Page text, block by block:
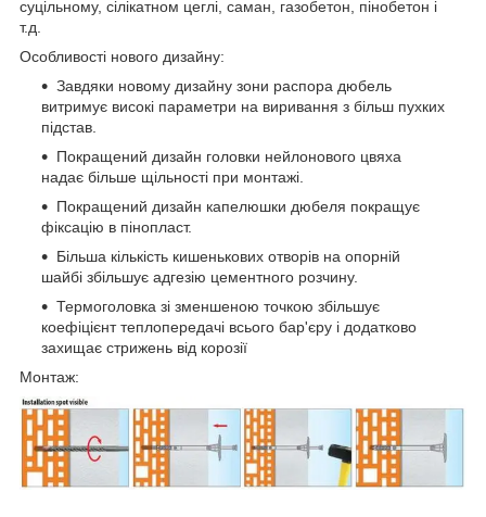
суцільному, cілікатном цеглі, саман, газобетон, пінобетон і
т.д.
Особливості нового дизайну:
Завдяки новому дизайну зони распора дюбель
витримує високі параметри на виривання з більш пухких
підстав.
Покращений дизайн головки нейлонового цвяха
надає більше щільності при монтажі.
Покращений дизайн капелюшки дюбеля покращує
фіксацію в пінопласт.
Більша кількість кишенькових отворів на опорній
шайбі збільшує адгезію цементного розчину.
Термоголовка зі зменшеною точкою збільшує
коефіцієнт теплопередачі всього бар'єру і додатково
захищає стрижень від корозії
Монтаж: